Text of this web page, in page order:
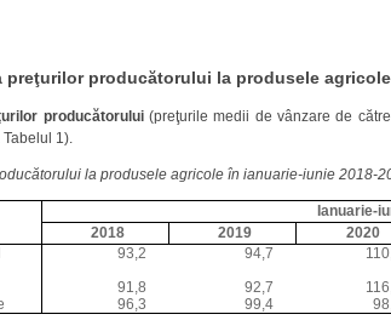
preţurilor producătorului la produsele
producătorului(preţurile medii de vânzare de
1).
la produsele agricole în ianuarie-iunie 2018-
Ianuarie-
2018
2019 2020
93,2 94,7
91,8 92,7
96,3 99,4